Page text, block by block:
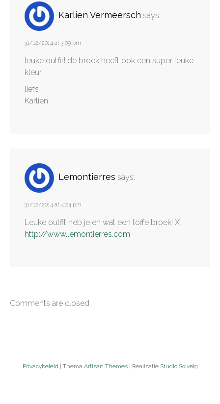
Karlien Vermeersch says:
31/12/2014 at 3:09 pm
leuke outfit! de broek heeft ook een super leuke
kleur
liefs
Karlien
Lemontierres says:
31/12/2014 at 4:24 pm
Leuke outfit heb je en wat een toffe broek! X
http://www.lemontierres.com
Comments are closed.
Privacybeleid | Thema Artisan Themes| Realisatie Studio Solveig